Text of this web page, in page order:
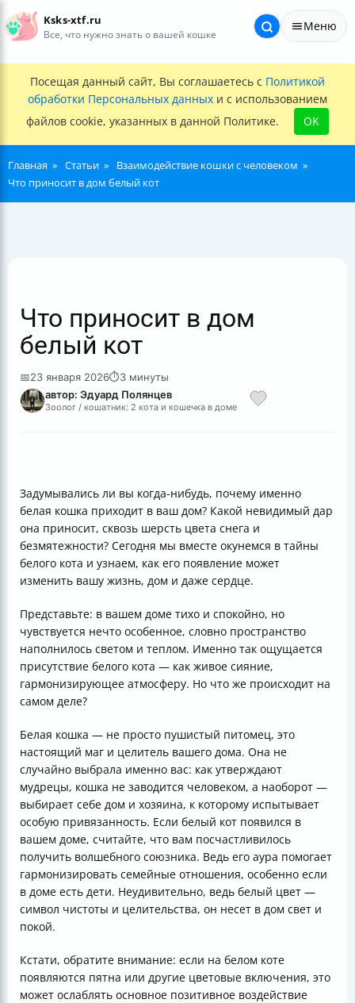
Ksks-xtf.ru
Все, что нужно знать о вашей кошке
Меню
Посещая данный сайт, Вы соглашаетесь с Политикой
обработки Персональных данных и с использованием
файлов cookie, указанных в данной Политике.
OK
Главная Статьи
Взаимодействие кошки с человеком
Что приносит в дом белый кот
Что приносит в дом
белый кот
📅23 января 2026⏱3 минуты
автор: Эдуард Полянцев
Зоолог / кошатник: 2 кота и кошечка в доме
Задумывались ли вы когда-нибудь, почему именно
белая кошка приходит в ваш дом? Какой невидимый дар
она приносит, сквозь шерсть цвета снега и
безмятежности? Сегодня мы вместе окунемся в тайны
белого кота и узнаем, как его появление может
изменить вашу жизнь, дом и даже сердце.
Представьте: в вашем доме тихо и спокойно, но
чувствуется нечто особенное, словно пространство
наполнилось светом и теплом. Именно так ощущается
присутствие белого кота — как живое сияние,
гармонизирующее атмосферу. Но что же происходит на
самом деле?
Белая кошка — не просто пушистый питомец, это
настоящий маг и целитель вашего дома. Она не
случайно выбрала именно вас: как утверждают
мудрецы, кошка не заводится человеком, а наоборот —
выбирает себе дом и хозяина, к которому испытывает
особую привязанность. Если белый кот появился в
вашем доме, считайте, что вам посчастливилось
получить волшебного союзника. Ведь его аура помогает
гармонизировать семейные отношения, особенно если
в доме есть дети. Неудивительно, ведь белый цвет —
символ чистоты и целительства, он несет в дом свет и
покой.
Кстати, обратите внимание: если на белом коте
появляются пятна или другие цветовые включения, это
может ослаблять основное позитивное воздействие